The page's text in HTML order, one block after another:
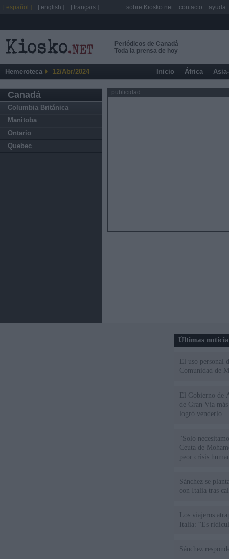
Periódicos de Canadá
Toda la prensa de hoy
Hemeroteca 12/Abr/2024 Inicio África
Canadá
Columbia Británica
Manitoba
Ontario
Quebec
publicidad
Últimas
El uso personal
Comunidad de
El Gobierno de
de Gran Vía
logró venderlo
"Solo
Ceuta de
peor crisis
Sánchez se
con Italia tras
Los viajeros
Italia: “Es
Sánchez
[ español ] [ english ] [ français ] sobre Kiosko.net contacto ayuda